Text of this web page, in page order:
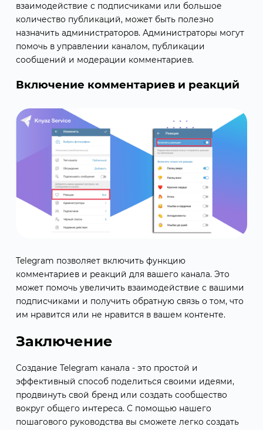
взаимодействие с подписчиками или большое
количество публикаций, может быть полезно
назначить администраторов. Администраторы могут
помочь в управлении каналом, публикации
сообщений и модерации комментариев.
Включение комментариев и реакций
Telegram позволяет включить функцию
комментариев и реакций для вашего канала. Это
может помочь увеличить взаимодействие с вашими
подписчиками и получить обратную связь о том, что
им нравится или не нравится в вашем контенте.
Заключение
Создание Telegram канала - это простой и
эффективный способ поделиться своими идеями,
продвинуть свой бренд или создать сообщество
вокруг общего интереса. С помощью нашего
пошагового руководства вы сможете легко создать